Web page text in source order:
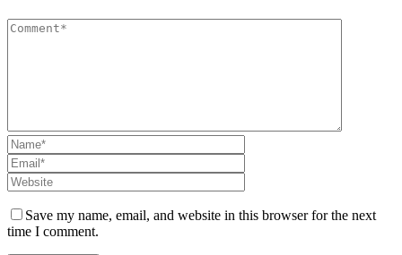
Save my name, email, and website in this browser for the next
time I comment.